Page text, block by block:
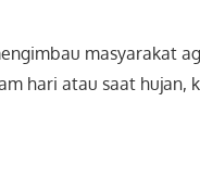
masyarakat
hari atau saat hujan,